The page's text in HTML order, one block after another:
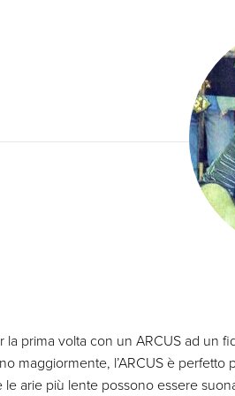
prima volta con un ARCUS ad un
maggiormente, l’ARCUS è
le arie più lente possono essere